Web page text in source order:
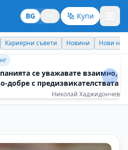
BG Купи
Нови назначения Днес празнува
в която комуникацията е
Десислава Иванович